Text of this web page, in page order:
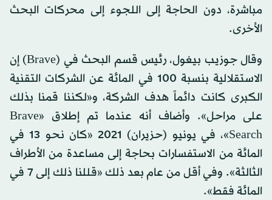
مباشرة، دون الحاجة إلى اللجوء إلى محركات البحث
الأخرى.
وقال جوزيب بيغول، رئيس قسم البحث في (Brave) إن
الاستقلالية بنسبة 100 في المائة عن الشركات التقنية
الكبرى كانت دائماً هدف الشركة، و«لكننا قمنا بذلك
على مراحل». وأضاف أنه عندما تم إطلاق «Brave
Search»، في يونيو (حزيران) 2021 «كان نحو 13 في
المائة من الاستفسارات بحاجة إلى مساعدة من الأطراف
الثالثة». وفي أقل من عام بعد ذلك «قللنا ذلك إلى 7 في
المائة فقط».